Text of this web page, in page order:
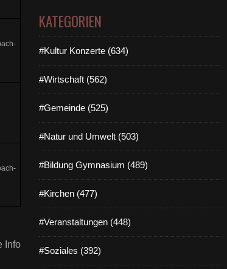
Info
KATEGORIEN
#Kultur Konzerte (634)
#Wirtschaft (562)
#Gemeinde (525)
#Natur und Umwelt (503)
#Bildung Gymnasium (489)
#Kirchen (477)
#Veranstaltungen (448)
#Soziales (392)